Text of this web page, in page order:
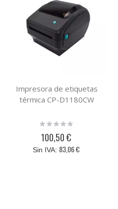
Impresora de etiquetas
térmica CP-D1180CW
Rating:
100,50 €
83,06 €